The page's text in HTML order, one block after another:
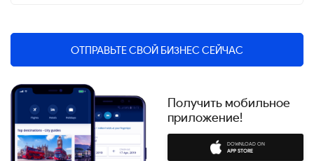
ОТПРАВЬТЕ СВОЙ БИЗНЕС СЕЙЧАС
Получить мобильное
приложение!
DOWNLOAD ON
APP STORE